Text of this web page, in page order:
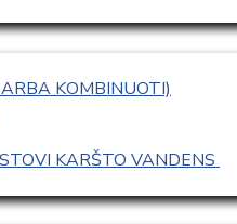
KOMBINUOTI)
KARŠTO VANDENS